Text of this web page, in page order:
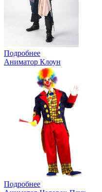
Подробнее
Аниматор Клоун
Подробнее